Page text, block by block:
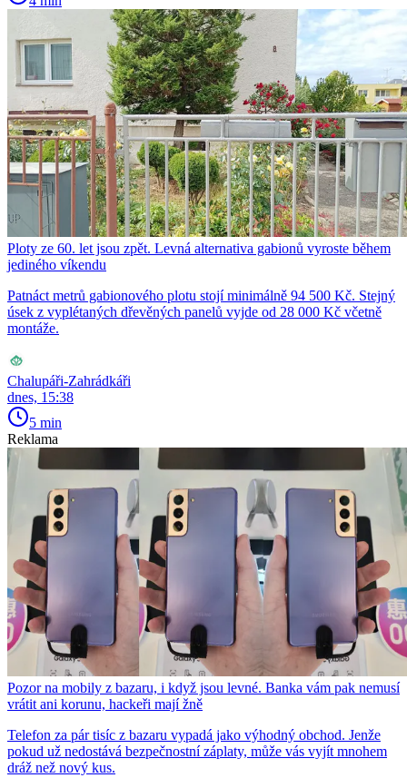
Ploty ze 60. let jsou zpět. Levná alternativa gabionů vyroste během
jediného víkendu
Patnáct metrů gabionového plotu stojí minimálně 94 500 Kč. Stejný
úsek z vyplétaných dřevěných panelů vyjde od 28 000 Kč včetně
montáže.
Chalupáři-Zahrádkáři
dnes, 15:38
5 min
Reklama
Pozor na mobily z bazaru, i když jsou levné. Banka vám pak nemusí
vrátit ani korunu, hackeři mají žně
Telefon za pár tisíc z bazaru vypadá jako výhodný obchod. Jenže
pokud už nedostává bezpečnostní záplaty, může vás vyjít mnohem
dráž než nový kus.